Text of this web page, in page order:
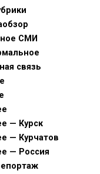
СМИ
связь
— Курск
— Курчатов
— Россия